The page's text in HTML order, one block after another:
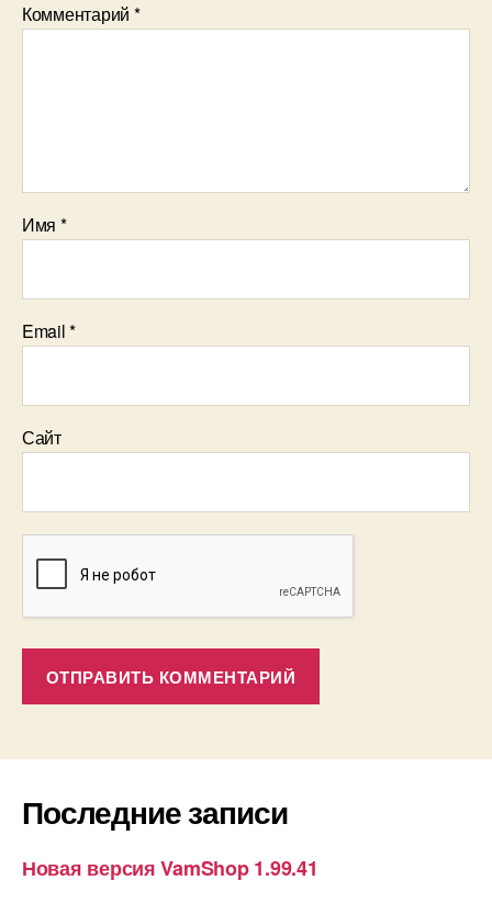
Комментарий *
Имя *
Email*
Сайт
Последние записи
Новая версия VamShop 1.99.41